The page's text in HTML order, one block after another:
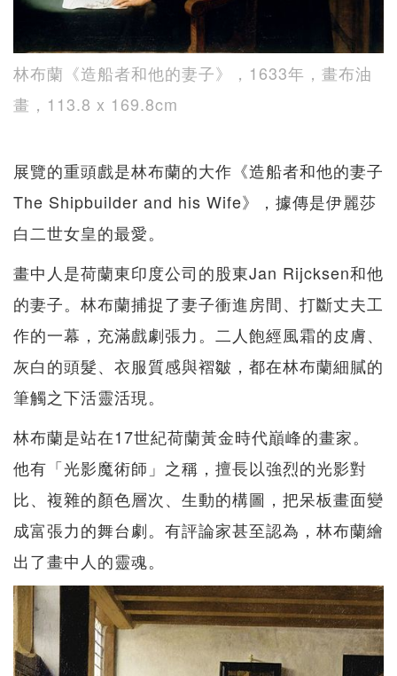
林布蘭《造船者和他的妻子》，1633年，畫布油
畫，113.8 x 169.8cm
展覽的重頭戲是林布蘭的大作《造船者和他的妻子
The Shipbuilder and his Wife》，據傳是伊麗莎
白二世女皇的最愛。
畫中人是荷蘭東印度公司的股東Jan Rijcksen和他
的妻子。林布蘭捕捉了妻子衝進房間、打斷丈夫工
作的一幕，充滿戲劇張力。二人飽經風霜的皮膚、
灰白的頭髮、衣服質感與褶皺，都在林布蘭細膩的
筆觸之下活靈活現。
林布蘭是站在17世紀荷蘭黃金時代巔峰的畫家。
他有「光影魔術師」之稱，擅長以強烈的光影對
比、複雜的顏色層次、生動的構圖，把呆板畫面變
成富張力的舞台劇。有評論家甚至認為，林布蘭繪
出了畫中人的靈魂。